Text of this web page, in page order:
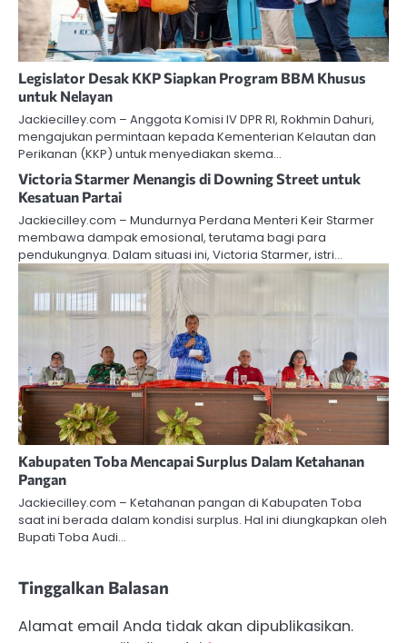
Legislator Desak KKP Siapkan Program BBM Khusus
untuk Nelayan
Jackiecilley.com – Anggota Komisi IV DPR RI, Rokhmin Dahuri,
mengajukan permintaan kepada Kementerian Kelautan dan
Perikanan (KKP) untuk menyediakan skema…
Victoria Starmer Menangis di Downing Street untuk
Kesatuan Partai
Jackiecilley.com – Mundurnya Perdana Menteri Keir Starmer
membawa dampak emosional, terutama bagi para
pendukungnya. Dalam situasi ini, Victoria Starmer, istri…
Kabupaten Toba Mencapai Surplus Dalam Ketahanan
Pangan
Jackiecilley.com – Ketahanan pangan di Kabupaten Toba
saat ini berada dalam kondisi surplus. Hal ini diungkapkan oleh
Bupati Toba Audi…
Tinggalkan Balasan
Alamat email Anda tidak akan dipublikasikan.